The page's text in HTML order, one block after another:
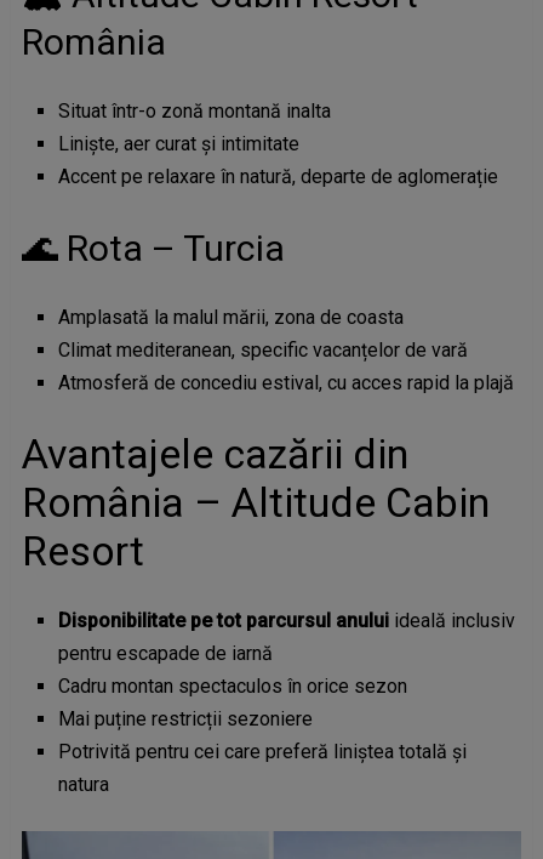
România
Situat într-o zonă montană inalta
Liniște, aer curat și intimitate
Accent pe relaxare în natură, departe de aglomerație
🌊 Rota – Turcia
Amplasată la malul mării, zona de coasta
Climat mediteranean, specific vacanțelor de vară
Atmosferă de concediu estival, cu acces rapid la plajă
Avantajele cazării din
România – Altitude Cabin
Resort
Disponibilitate pe tot parcursul anuluiideală inclusiv
pentru escapade de iarnă
Cadru montan spectaculos în orice sezon
Mai puține restricții sezoniere
Potrivită pentru cei care preferă liniștea totală și
natura